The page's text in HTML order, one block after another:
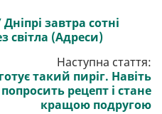
завтра сотні
світла (Адреси)
Наступна стаття:
такий пиріг. Навіть
рецепт і стане
кращою подругою